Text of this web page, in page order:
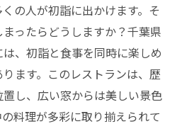
の人が初詣に出かけます。そ
ったらどうしますか？千葉県
、初詣と食事を同時に楽しめ
ます。このレストランは、歴
し、広い窓からは美しい景色
料理が多彩に取り揃えられて